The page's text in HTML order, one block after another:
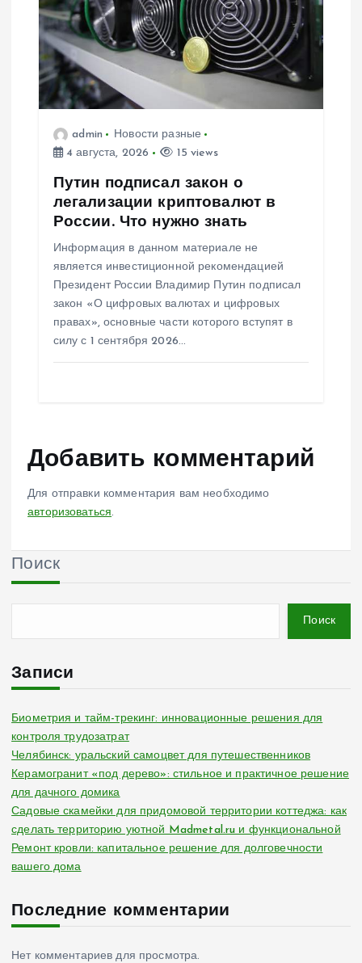
admin
Новости разные
4 августа, 2026
15 views
Путин подписал закон о
легализации криптовалют в
России. Что нужно знать
Информация в данном материале не
является инвестиционной рекомендацией
Президент России Владимир Путин подписал
закон «О цифровых валютах и цифровых
правах», основные части которого вступят в
силу с 1 сентября 2026…
Добавить комментарий
Для отправки комментария вам необходимо
авторизоваться.
Поиск
Поиск
Записи
Биометрия и тайм-трекинг: инновационные решения для
контроля трудозатрат
Челябинск: уральский самоцвет для путешественников
Керамогранит «под дерево»: стильное и практичное решение
для дачного домика
Садовые скамейки для придомовой территории коттеджа: как
сделать территорию уютной Madmetal.ru и функциональной
Ремонт кровли: капитальное решение для долговечности
вашего дома
Последние комментарии
Нет комментариев для просмотра.